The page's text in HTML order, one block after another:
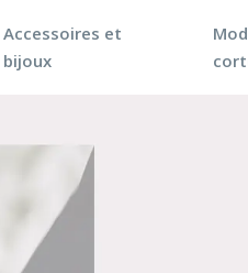
Accessoires et
bijoux